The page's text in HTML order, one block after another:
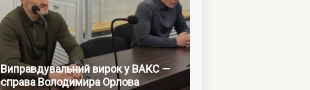
Виправдувальний вирок у ВАКС —
справа Володимира Орлова